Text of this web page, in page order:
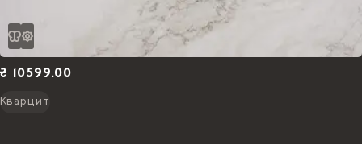
₴ 10599.00
Кварцит